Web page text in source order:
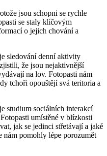
jsou schopni se rychle
se staly klíčovým
o jejich chování a
sledování denní aktivity
že jsou nejaktivnější
na lov. Fotopasti nám
tchoři opouštějí svá teritoria a
studium sociálních interakcí
umístěné v blízkosti
jak se jedinci střetávají a jaké
pomohly lépe porozumět